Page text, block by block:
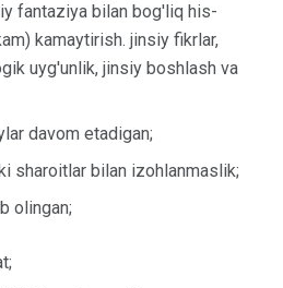
fantaziya bilan bog'liq his-
kamaytirish. jinsiy fikrlar,
uyg'unlik, jinsiy boshlash va
davom etadigan;
sharoitlar bilan izohlanmaslik;
olingan;